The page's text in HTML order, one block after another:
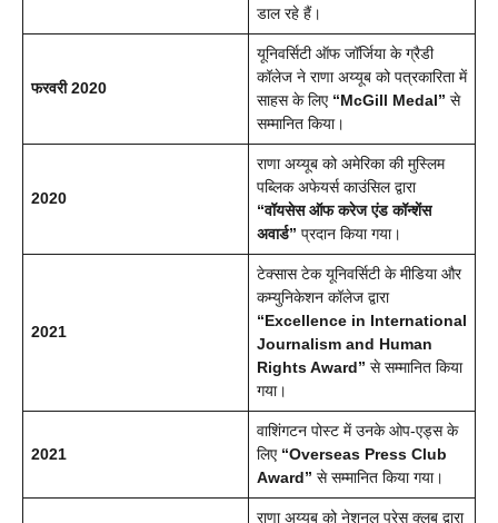
डाल रहे हैं।
फरवरी 2020
यूनिवर्सिटी ऑफ जॉर्जिया के ग्रैडी
कॉलेज ने राणा अय्यूब को पत्रकारिता में
साहस के लिए “McGill Medal” से
सम्मानित किया।
2020
राणा अय्यूब को अमेरिका की मुस्लिम
पब्लिक अफेयर्स काउंसिल द्वारा
“वॉयसेस ऑफ करेज एंड कॉन्शेंस
अवार्ड” प्रदान किया गया।
2021
टेक्सास टेक यूनिवर्सिटी के मीडिया और
कम्युनिकेशन कॉलेज द्वारा
“Excellence in International
Journalism and Human
Rights Award” से सम्मानित किया
गया।
2021
वाशिंगटन पोस्ट में उनके ओप-एड्स के
लिए “Overseas Press Club
Award” से सम्मानित किया गया।
राणा अय्यूब को नेशनल प्रेस क्लब द्वारा